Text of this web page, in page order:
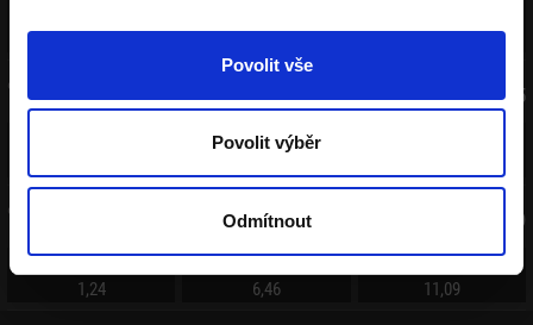
Povolit vše
Povolit výběr
Odmítnout
Dnes 19:00-Zápas
+195
Remíza
199
Slavia Praha
1,24
Remíza
6,46
FK Pardubice
11,09